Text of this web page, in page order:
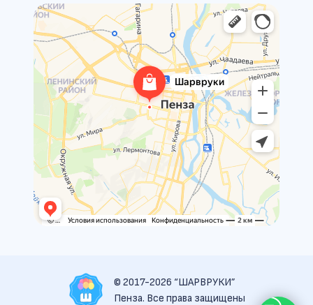
© 2017-2026 “ШАРВРУКИ”
Пенза. Все права защищены